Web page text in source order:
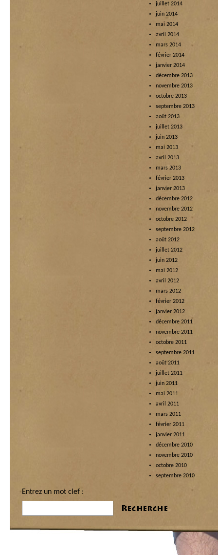
juillet 2014
juin 2014
mai 2014
avril 2014
mars 2014
février 2014
janvier 2014
décembre 2013
novembre 2013
octobre 2013
septembre 2013
août 2013
juillet 2013
juin 2013
mai 2013
avril 2013
mars 2013
février 2013
janvier 2013
décembre 2012
novembre 2012
octobre 2012
septembre 2012
août 2012
juillet 2012
juin 2012
mai 2012
avril 2012
mars 2012
février 2012
janvier 2012
décembre 2011
novembre 2011
octobre 2011
septembre 2011
août 2011
juillet 2011
juin 2011
mai 2011
avril 2011
mars 2011
février 2011
janvier 2011
décembre 2010
novembre 2010
octobre 2010
septembre 2010
Entrez un mot clef :